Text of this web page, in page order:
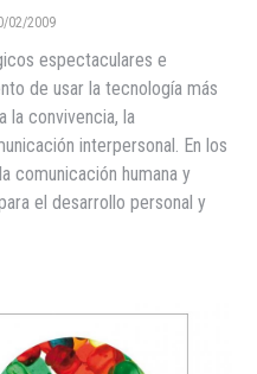
02/2009
espectaculares e
de usar la tecnología más
la convivencia, la
interpersonal. En los
comunicación humana y
el desarrollo personal y